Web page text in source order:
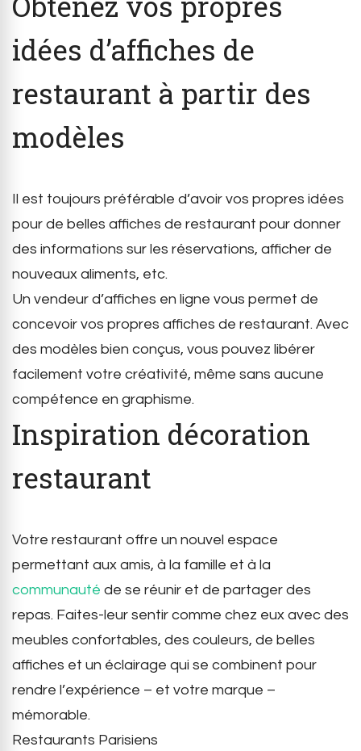
idées d’affiches de
restaurant à partir des
modèles
Il est toujours préférable d’avoir vos propres idées
pour de belles affiches de restaurant pour donner
des informations sur les réservations, afficher de
nouveaux aliments, etc.
Un vendeur d’affiches en ligne vous permet de
concevoir vos propres affiches de restaurant. Avec
des modèles bien conçus, vous pouvez libérer
facilement votre créativité, même sans aucune
compétence en graphisme.
Inspiration décoration
restaurant
Votre restaurant offre un nouvel espace
permettant aux amis, à la famille et à la
communauté de se réunir et de partager des
repas. Faites-leur sentir comme chez eux avec des
meubles confortables, des couleurs, de belles
affiches et un éclairage qui se combinent pour
rendre l’expérience – et votre marque –
mémorable.
Restaurants Parisiens